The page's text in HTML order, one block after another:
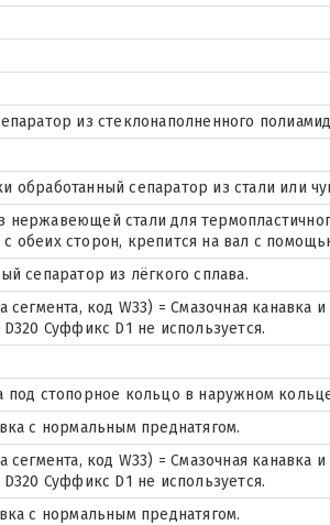
из стеклонаполненного
обработанный сепаратор из стали или
нержавеющей стали для
обеих сторон, крепится на вал с
сепаратор из лёгкого сплава.
сегмента, код W33) = Смазочная
D320 Суффикс D1 не используется.
под стопорное кольцо в наружном
с нормальным преднатягом.
сегмента, код W33) = Смазочная
D320 Суффикс D1 не используется.
с нормальным преднатягом.